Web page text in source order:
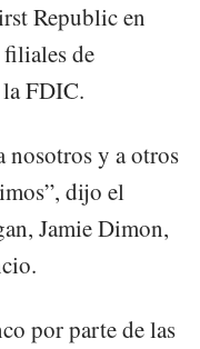
Republic en
de
FDIC.
nosotros y a otros
dijo el
Jamie Dimon,
por parte de las